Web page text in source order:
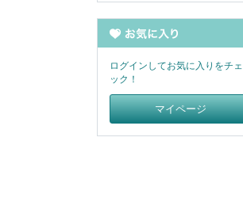
ログインしてお気に入りをチェ
ック！
マイページ